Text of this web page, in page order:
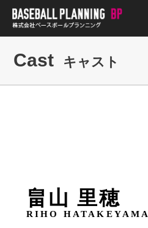
Cast キャスト
畠山 里穂
RIHO HATAKEYAMA